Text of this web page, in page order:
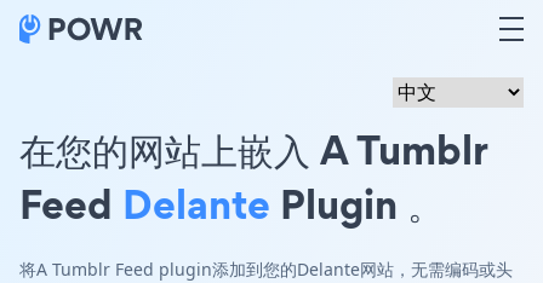
在您的网站上嵌入 A Tumblr
Feed Delante Plugin 。
将A Tumblr Feed plugin添加到您的Delante网站，无需编码或头